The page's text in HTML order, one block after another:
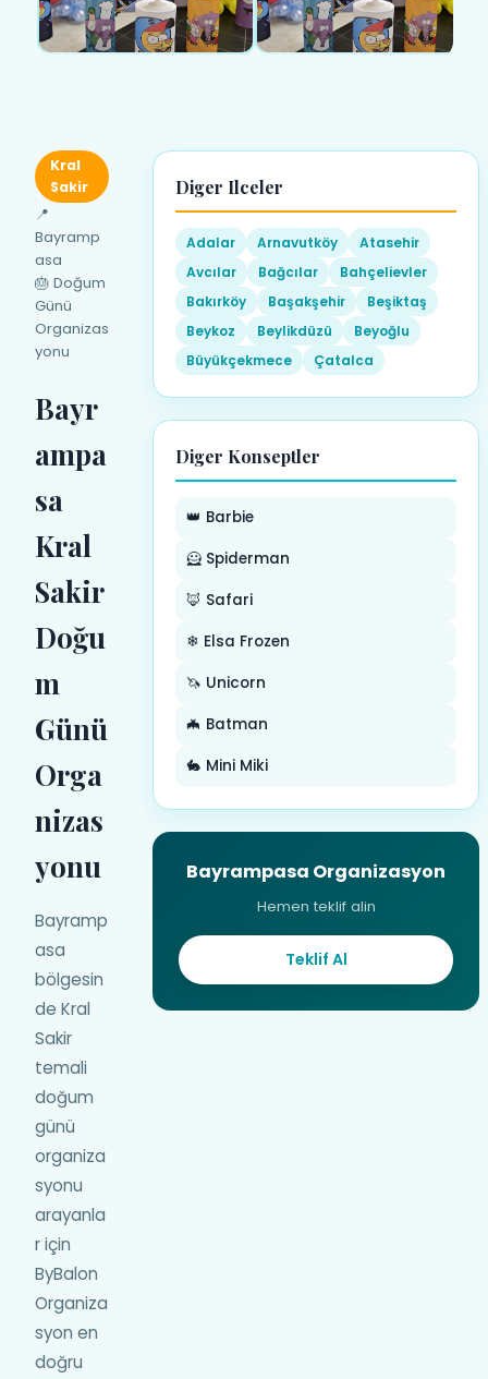
Kral
Sakir
📍
Bayramp
asa
🎂 Doğum
Günü
Organizas
yonu
Bayr
ampa
sa
Kral
Sakir
Doğu
m
Günü
Orga
nizas
yonu
Bayramp
asa
bölgesin
de Kral
Sakir
temali
doğum
günü
organiza
syonu
arayanla
r için
ByBalon
Organiza
syon en
doğru
Diger Ilceler
Adalar Arnavutköy
Atasehir
Avcılar
Bağcılar
Bahçelievler
Bakırköy
Başakşehir
Beşiktaş
Beykoz
Beylikdüzü
Beyoğlu
Büyükçekmece
Çatalca
Diger Konseptler
👑 Barbie
🦸 Spiderman
🦊 Safari
❄ Elsa Frozen
🦄 Unicorn
🦇 Batman
🐇 Mini Miki
Bayrampasa Organizasyon
Hemen teklif alin
Teklif Al